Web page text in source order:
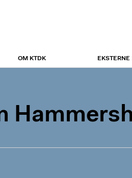
OM KTDK EKSTERNE